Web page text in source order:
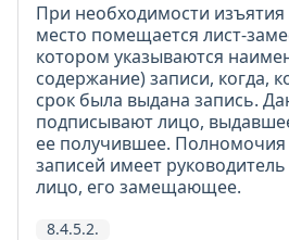
При необходимости изъятия
место помещается лист-
котором указываются
содержание) записи, когда,
срок была выдана запись.
подписывают лицо,
ее получившее.
записей имеет
лицо, его замещающее.
8.4.5.2.